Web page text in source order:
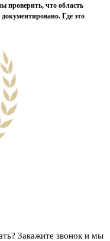
проверить, что область
Где это
Закажите звонок и мы